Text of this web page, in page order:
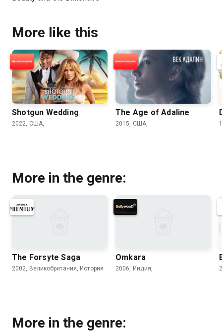
More like this
Shotgun Wedding
2022, США,
The Age of Adaline
2015, США,
More in the genre:
The Forsyte Saga
2002, Великобритания, История
Omkara
2006, Индия,
More in the genre: